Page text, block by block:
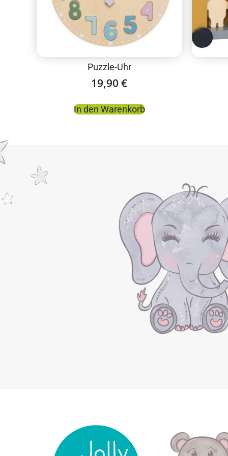
Puzzle-Uhr
19,90 €
In den Warenkorb